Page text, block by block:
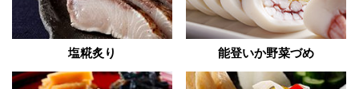
塩糀炙り 能登いか野菜づめ